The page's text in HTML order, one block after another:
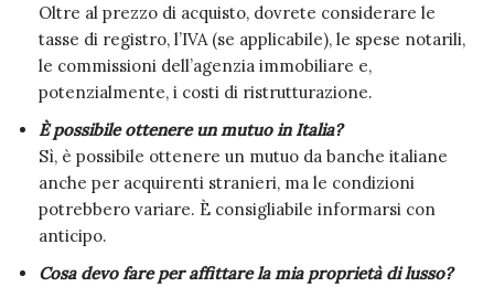
Oltre al prezzo di acquisto, dovrete considerare le
tasse di registro, l’IVA (se applicabile), le spese notarili,
le commissioni dell’agenzia immobiliare e,
potenzialmente, i costi di ristrutturazione.
È possibile ottenere un mutuo in Italia?
Sì, è possibile ottenere un mutuo da banche italiane
anche per acquirenti stranieri, ma le condizioni
potrebbero variare. È consigliabile informarsi con
anticipo.
Cosa devo fare per affittare la mia proprietà di lusso?